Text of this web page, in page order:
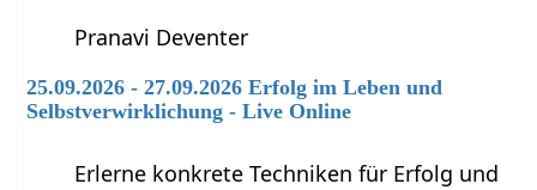
Pranavi Deventer
25.09.2026 - 27.09.2026 Erfolg im Leben und
Selbstverwirklichung - Live Online
Erlerne konkrete Techniken für Erfolg und